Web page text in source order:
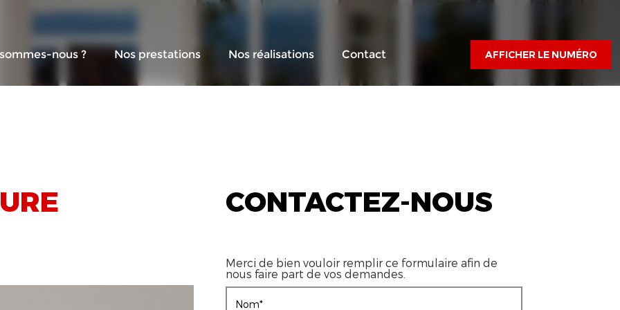
nous ? Nos prestations Nos réalisations Contact AFFICHER LE NUMÉRO
CONTACTEZ-NOUS
Merci de bien vouloir remplir ce formulaire afin de
nous faire part de vos demandes.